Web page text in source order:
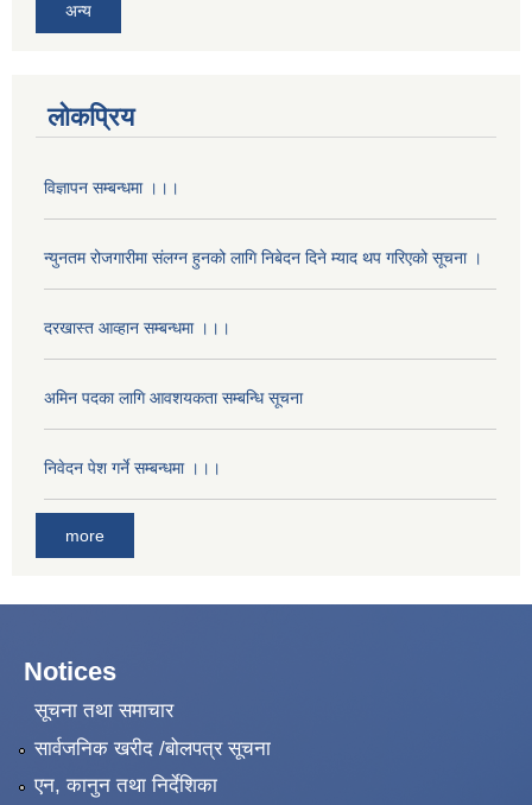
अन्य
लोकप्रिय
विज्ञापन सम्बन्धमा ।।।
न्युनतम रोजगारीमा संलग्न हुनको लागि निबेदन दिने म्याद थप गरिएको सूचना ।
दरखास्त आव्हान सम्बन्धमा ।।।
अमिन पदका लागि आवशयकता सम्बन्धि सूचना
निवेदन पेश गर्ने सम्बन्धमा ।।।
more
Notices
सूचना तथा समाचार
सार्वजनिक खरीद /बोलपत्र सूचना
एन, कानुन तथा निर्देशिका